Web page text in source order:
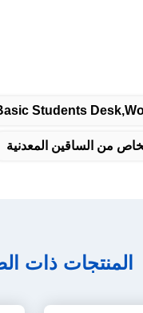
Students
من الساقين المعدنية
المنتجات ذات